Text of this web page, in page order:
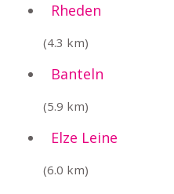
Rheden
(4.3 km)
Banteln
(5.9 km)
Elze Leine
(6.0 km)